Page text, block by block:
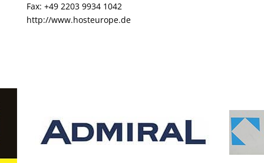
Fax: +49 2203 9934 1042
http://www.hosteurope.de